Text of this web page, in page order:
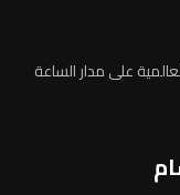
على مدار الساعة